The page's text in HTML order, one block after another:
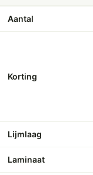
Aantal
Korting
Lijmlaag
Laminaat